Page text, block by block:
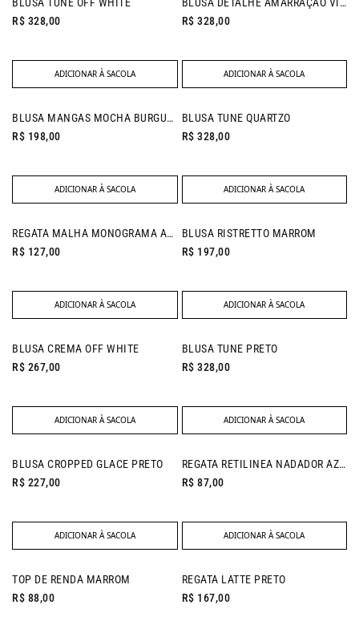
R$ 328,00
ADICIONAR À SACOLA
R$ 328,00
ADICIONAR À SACOLA
BLUSA MANGAS MOCHA BURGUNDY
R$ 198,00
ADICIONAR À SACOLA
NEW IN
BLUSA TUNE QUARTZO
R$ 328,00
ADICIONAR À SACOLA
NEW IN
REGATA MALHA MONOGRAMA AZUL CELESTE
R$ 127,00
ADICIONAR À SACOLA
BLUSA RISTRETTO MARROM
R$ 197,00
ADICIONAR À SACOLA
BLUSA CREMA OFF WHITE
R$ 267,00
ADICIONAR À SACOLA
NEW IN
BLUSA TUNE PRETO
R$ 328,00
ADICIONAR À SACOLA
BLUSA CROPPED GLACE PRETO
R$ 227,00
ADICIONAR À SACOLA
REGATA RETILINEA NADADOR AZUL DENIM
R$ 87,00
ADICIONAR À SACOLA
NEW IN
TOP DE RENDA MARROM
R$ 88,00
REGATA LATTE PRETO
R$ 167,00